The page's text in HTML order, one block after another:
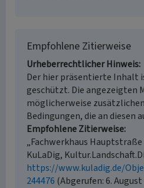
Empfohlene Zitierweise
Urheberrechtlicher Hinweis
Der hier präsentierte Inhalt
geschützt. Die angezeigten
möglicherweise
Bedingungen, die an diesen
Empfohlene Zitierweise
„Fachwerkhaus Hauptstraße
KuLaDig,
https://www.kuladig.de/
244476 (Abgerufen: 6. August